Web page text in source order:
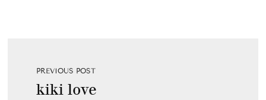
PREVIOUS POST
kiki love